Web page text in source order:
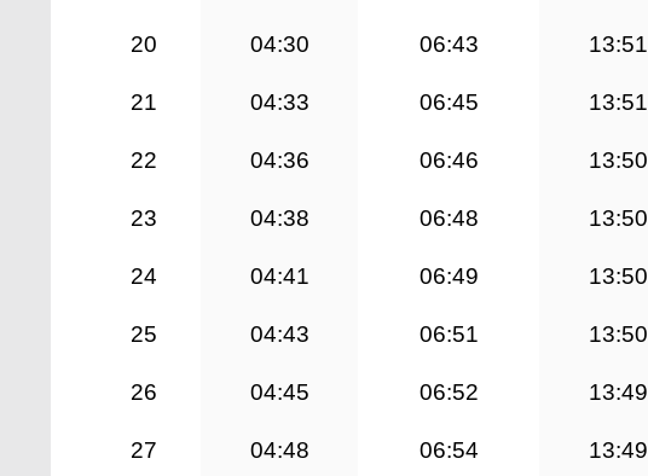
20 04:30 06:43 13:51
21 04:33 06:45 13:51
22 04:36 06:46 13:50
23 04:38 06:48 13:50
24 04:41 06:49 13:50
25 04:43 06:51 13:50
26 04:45 06:52 13:49
27 04:48 06:54 13:49